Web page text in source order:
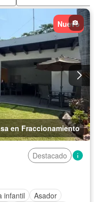
Nuevo
en Fraccionamiento
Destacado
infantil
Asador